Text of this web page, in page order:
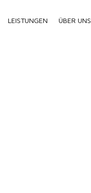
LEISTUNGEN ÜBER UNS